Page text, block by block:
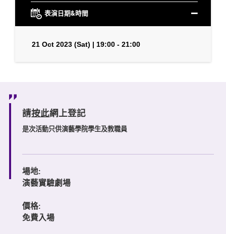
表演日期&時間
21 Oct 2023 (Sat) | 19:00 - 21:00
請按此網上登記
是次活動只供演藝學院學生及教職員
場地:
演藝實驗劇場
價格:
免費入場